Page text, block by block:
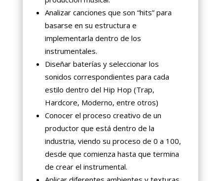
Analizar canciones que son “hits” para
basarse en su estructura e
implementarla dentro de los
instrumentales.
Diseñar baterías y seleccionar los
sonidos correspondientes para cada
estilo dentro del Hip Hop (Trap,
Hardcore, Moderno, entre otros)
Conocer el proceso creativo de un
productor que está dentro de la
industria, viendo su proceso de 0 a 100,
desde que comienza hasta que termina
de crear el instrumental.